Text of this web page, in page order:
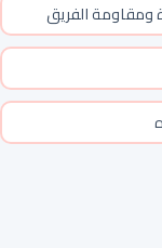
ومقاومة الفريق